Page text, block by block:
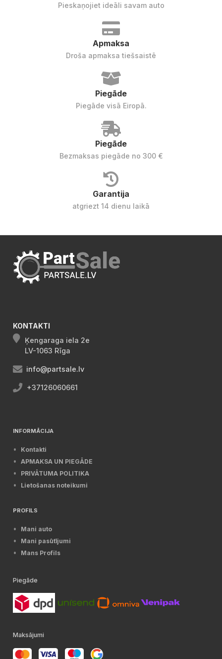
Pieskaņojiet ideāli savam auto
Apmaksa
Droša apmaksa tiešsaistē
Piegāde
Piegāde visā Eiropā.
Piegāde
Bezmaksas piegāde no 300 €
Garantija
atgriezt 14 dienu laikā
KONTAKTI
Ķengaraga iela 2e
LV-1063 Rīga
info@partsale.lv
+37126060661
INFORMĀCIJA
Kontakti
APMAKSA UN PIEGĀDE
PRIVĀTUMA POLITIKA
Lietošanas noteikumi
PROFILS
Mani auto
Mani pasūtījumi
Mans Profils
Piegāde
Maksājumi